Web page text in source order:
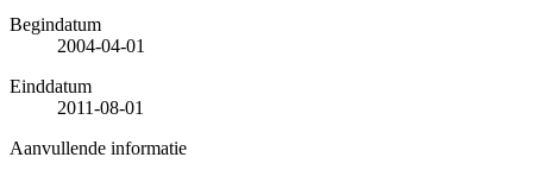
Begindatum
2004-04-01
Einddatum
2011-08-01
Aanvullende informatie